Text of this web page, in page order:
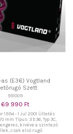
as (E36) Vogtland
Szett
951009
69 990 Ft
1994 - 1 Jul 2001 Ültetés
mm Típus: 3 E36, Typ 3C,
kivéve a szintező
csak első rugó